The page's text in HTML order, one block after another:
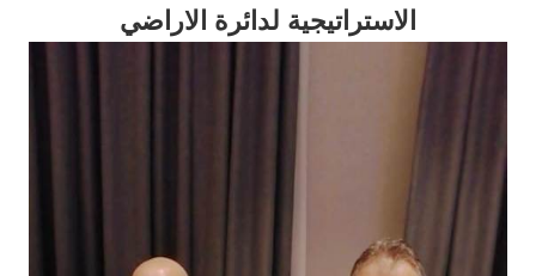
الاستراتيجية لدائرة الاراضي